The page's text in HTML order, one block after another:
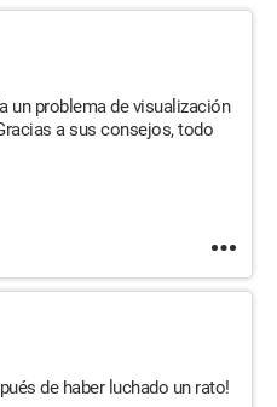
un problema de visualización
a sus consejos, todo
de haber luchado un rato!